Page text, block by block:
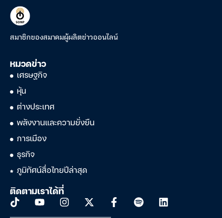
สมาชิกของสมาคมผู้ผลิตข่าวออนไลน์
หมวดข่าว
เศรษฐกิจ
หุ้น
ต่างประเทศ
พลังงานและความยั่งยืน
การเมือง
ธุรกิจ
ภูมิทัศน์สื่อไทยปีล่าสุด
ติดตามเราได้ที่